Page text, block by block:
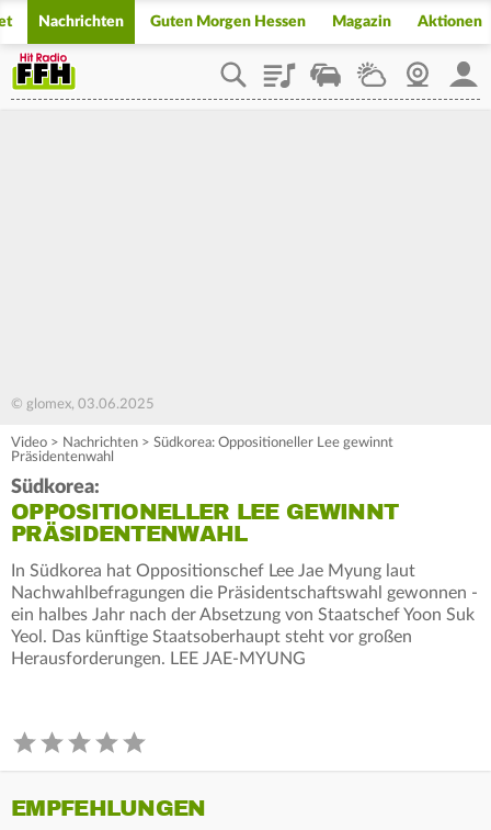
Nachrichten Guten Morgen Hessen Magazin Aktionen
PlaylistStaupilotWetterWebcam
© glomex, 03.06.2025
Video > Nachrichten > Südkorea: Oppositioneller Lee gewinnt
Präsidentenwahl
Südkorea:
OPPOSITIONELLER LEE GEWINNT
PRÄSIDENTENWAHL
In Südkorea hat Oppositionschef Lee Jae Myung laut
Nachwahlbefragungen die Präsidentschaftswahl gewonnen -
ein halbes Jahr nach der Absetzung von Staatschef Yoon Suk
Yeol. Das künftige Staatsoberhaupt steht vor großen
Herausforderungen. LEE JAE-MYUNG
EMPFEHLUNGEN